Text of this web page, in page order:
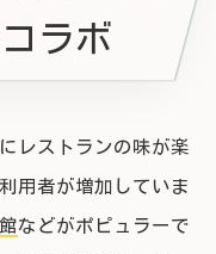
ラボ
レストランの味が楽
用者が増加していま
などがポピュラーで